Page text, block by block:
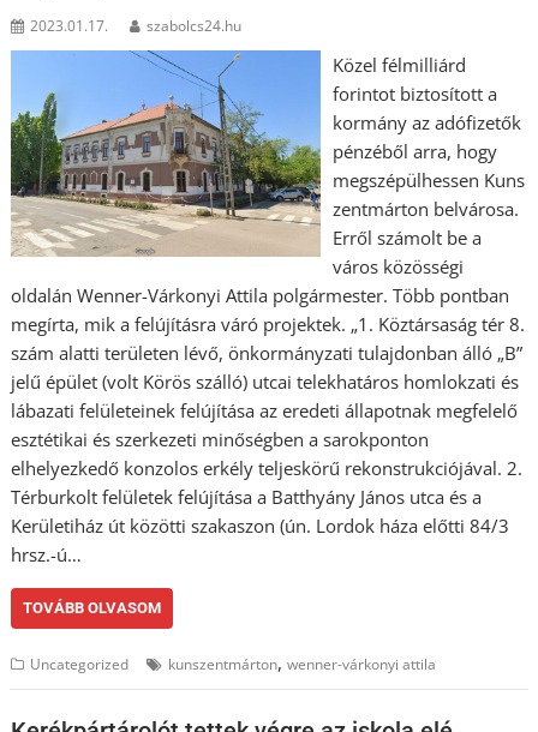
2023.01.17. szabolcs24.hu
Közel félmilliárd
forintot biztosított a
kormány az adófizetők
pénzéből arra, hogy
megszépülhessen Kuns
zentmárton belvárosa.
Erről számolt be a
város közösségi
oldalán Wenner-Várkonyi Attila polgármester. Több pontban
megírta, mik a felújításra váró projektek. „1. Köztársaság tér 8.
szám alatti területen lévő, önkormányzati tulajdonban álló „B”
jelű épület (volt Körös szálló) utcai telekhatáros homlokzati és
lábazati felületeinek felújítása az eredeti állapotnak megfelelő
esztétikai és szerkezeti minőségben a sarokponton
elhelyezkedő konzolos erkély teljeskörű rekonstrukciójával. 2.
Térburkolt felületek felújítása a Batthyány János utca és a
Kerületiház út közötti szakaszon (ún. Lordok háza előtti 84/3
hrsz.-ú…
TOVÁBB OLVASOM
Uncategorized kunszentmárton,wenner-várkonyi attila